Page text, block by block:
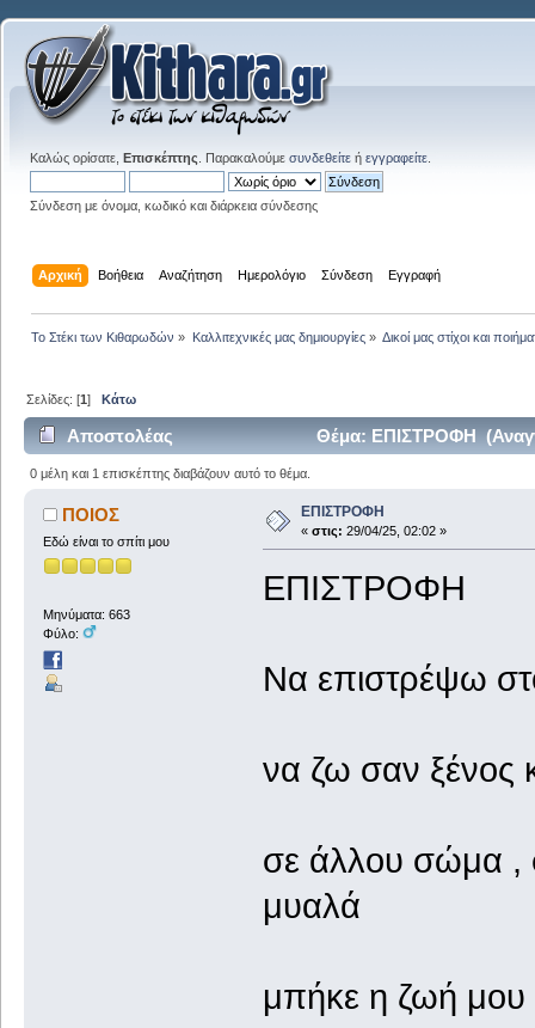
Καλώς ορίσατε, Επισκέπτης . Παρακαλούμε συνδεθείτε ή εγγραφείτε
Σύνδεση με όνομα, κωδικό και διάρκεια σύνδεσης
Αρχική Βοήθεια Αναζήτηση Ημερολόγιο Σύνδεση Εγγραφή
Το Στέκι των Κιθαρωδών » Καλλιτεχνικές μας δημιουργίες» Δικοί μας στίχοι και
Σελίδες: [1]Κάτω
Αποστολέας Θέμα: ΕΠΙΣΤΡΟΦΗ
0 μέλη και 1 επισκέπτης διαβάζουν αυτό το θέμα.
ΠΟΙΟΣ
Εδώ είναι το σπίτι μου
Μηνύματα: 663
Φύλο:
ΕΠΙΣΤΡΟΦΗ
« στις: 29/04/25, 02:02 »
ΕΠΙΣΤΡΟΦΗ
Να επιστρέψω
να ζω σαν ξένος
σε άλλου σώμα ,
μυαλά
μπήκε η ζωή μου